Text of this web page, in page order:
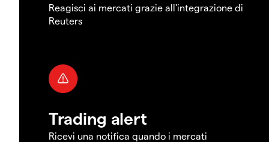
Reagisci ai mercati grazie all'integrazione di
Reuters
Trading alert
Ricevi una notifica quando i mercati